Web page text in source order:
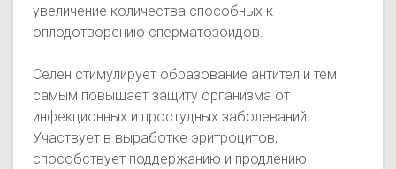
увеличение количества способных к
оплодотворению сперматозоидов.
Селен стимулирует образование антител и тем
самым повышает защиту организма от
инфекционных и простудных заболеваний.
Участвует в выработке эритроцитов,
способствует поддержанию и продлению